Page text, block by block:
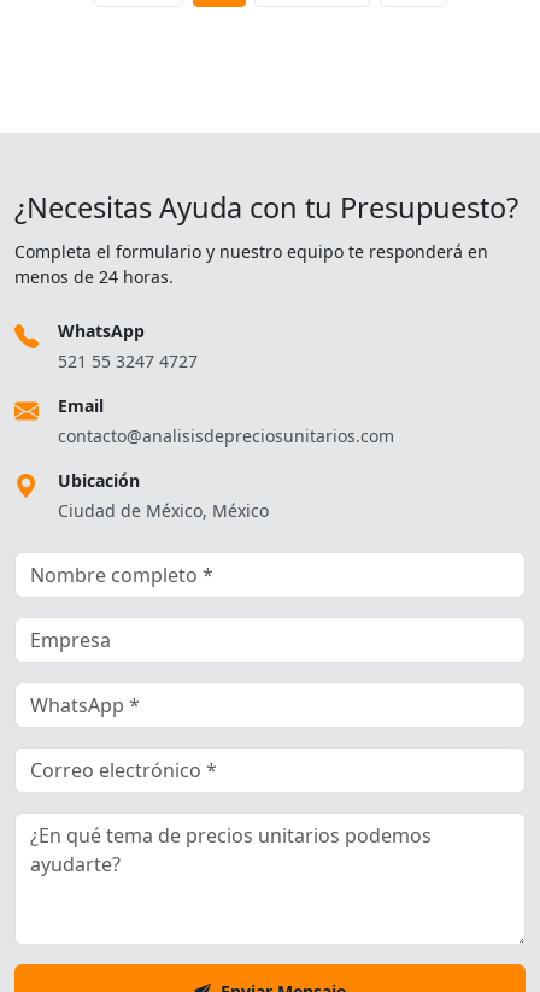
¿Necesitas Ayuda con tu Presupuesto?
Completa el formulario y nuestro equipo te responderá en
menos de 24 horas.
WhatsApp
521 55 3247 4727
Email
contacto@analisisdepreciosunitarios.com
Ubicación
Ciudad de México, México